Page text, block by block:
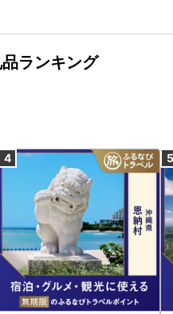
ランキング